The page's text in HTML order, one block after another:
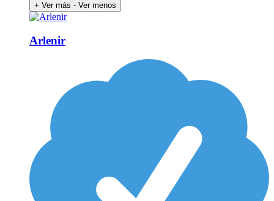
+ Ver más - Ver menos
Arlenir